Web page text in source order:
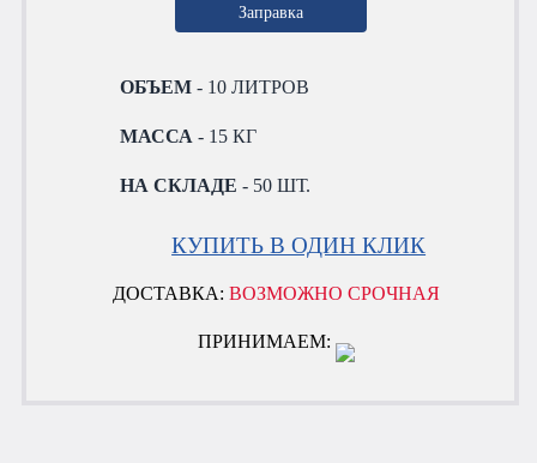
Заправка
ОБЪЕМ - 10 ЛИТРОВ
МАССА - 15 КГ
НА СКЛАДЕ - 50 ШТ.
КУПИТЬ В ОДИН КЛИК
ДОСТАВКА:ВОЗМОЖНО СРОЧНАЯ
ПРИНИМАЕМ: